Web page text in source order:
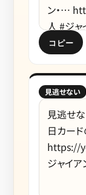
コピー
見逃せない